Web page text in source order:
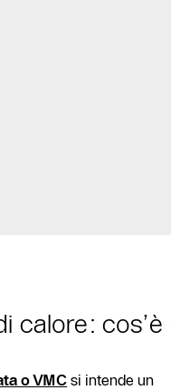
calore:
o VMC si intende un